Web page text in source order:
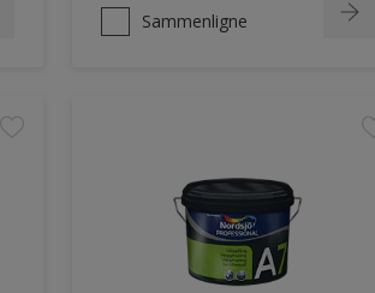
Sammenligne